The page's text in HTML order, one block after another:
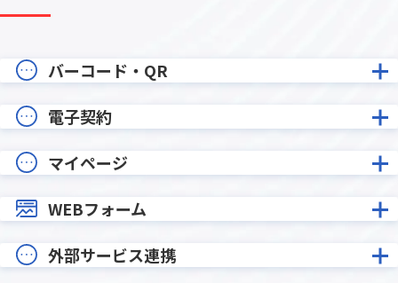
バーコード・QR
電子契約
マイページ
WEBフォーム
外部サービス連携